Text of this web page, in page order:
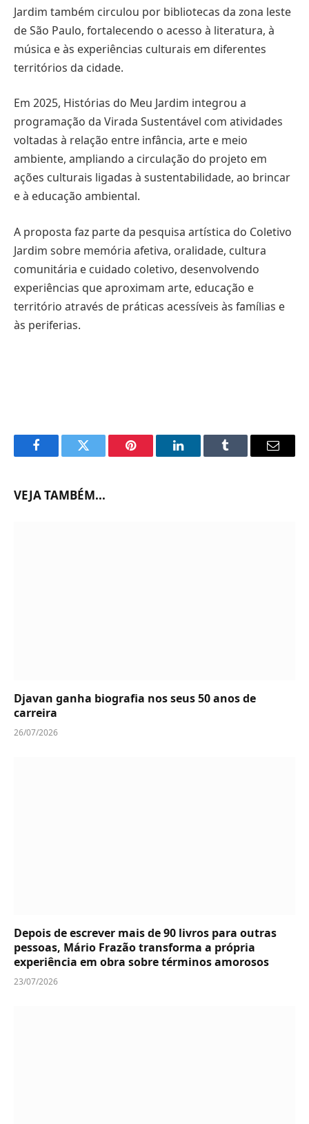
Jardim também circulou por bibliotecas da zona leste
de São Paulo, fortalecendo o acesso à literatura, à
música e às experiências culturais em diferentes
territórios da cidade.
Em 2025, Histórias do Meu Jardim integrou a
programação da Virada Sustentável com atividades
voltadas à relação entre infância, arte e meio
ambiente, ampliando a circulação do projeto em
ações culturais ligadas à sustentabilidade, ao brincar
e à educação ambiental.
A proposta faz parte da pesquisa artística do Coletivo
Jardim sobre memória afetiva, oralidade, cultura
comunitária e cuidado coletivo, desenvolvendo
experiências que aproximam arte, educação e
território através de práticas acessíveis às famílias e
às periferias.
FacebookTwitter Pinterest LinkedInTumblr Email
VEJA TAMBÉM...
Djavan ganha biografia nos seus 50 anos de
carreira
26/07/2026
Depois de escrever mais de 90 livros para outras
pessoas, Mário Frazão transforma a própria
experiência em obra sobre términos amorosos
23/07/2026